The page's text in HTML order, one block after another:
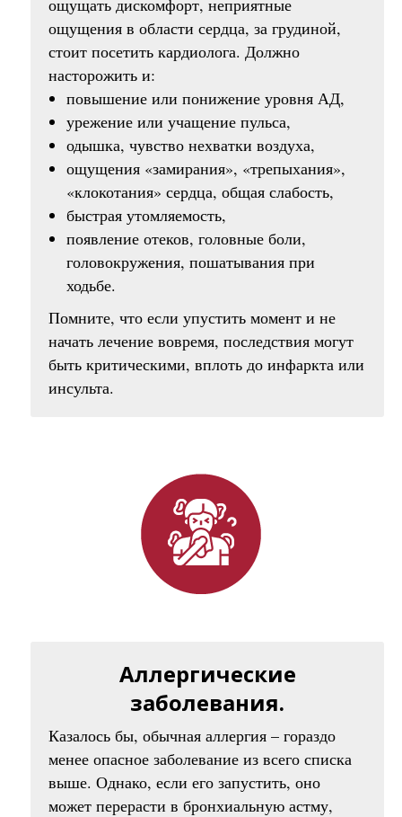
ощущать дискомфорт, неприятные
ощущения в области сердца, за грудиной,
стоит посетить кардиолога. Должно
насторожить и:
повышение или понижение уровня АД,
урежение или учащение пульса,
одышка, чувство нехватки воздуха,
ощущения «замирания», «трепыхания»,
«клокотания» сердца, общая слабость,
быстрая утомляемость,
появление отеков, головные боли,
головокружения, пошатывания при
ходьбе.
Помните, что если упустить момент и не
начать лечение вовремя, последствия могут
быть критическими, вплоть до инфаркта или
инсульта.
Аллергические
заболевания.
Казалось бы, обычная аллергия – гораздо
менее опасное заболевание из всего списка
выше. Однако, если его запустить, оно
может перерасти в бронхиальную астму,